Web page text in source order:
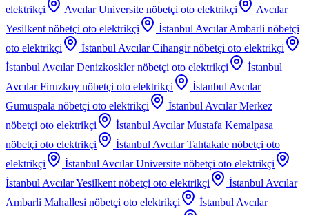
elektrikçi
Avcılar Universite nöbetçi oto elektrikçi
Avcılar
Yesilkent nöbetçi oto elektrikçi İstanbul Avcılar Ambarli nöbetçi
oto elektrikçi
İstanbul Avcılar Cihangir nöbetçi oto elektrikçi
İstanbul Avcılar Denizkoskler nöbetçi oto elektrikçi
İstanbul
Avcılar Firuzkoy nöbetçi oto elektrikçi
İstanbul Avcılar
Gumuspala nöbetçi oto elektrikçi
İstanbul Avcılar Merkez
nöbetçi oto elektrikçi
İstanbul Avcılar Mustafa Kemalpasa
nöbetçi oto elektrikçi
İstanbul Avcılar Tahtakale nöbetçi oto
elektrikçi
İstanbul Avcılar Universite nöbetçi oto elektrikçi
İstanbul Avcılar Yesilkent nöbetçi oto elektrikçi
İstanbul Avcılar
Ambarli Mahallesi nöbetçi oto elektrikçi
İstanbul Avcılar